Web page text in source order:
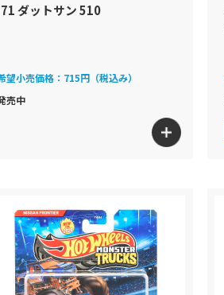
ダットサン 510
望小売価格： 715円（税込み）
売中